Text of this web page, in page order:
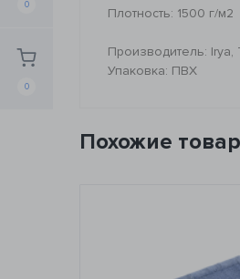
0
0
Плотность: 1500 г/м2
Производитель: Irya,
Упаковка: ПВХ
Похожие